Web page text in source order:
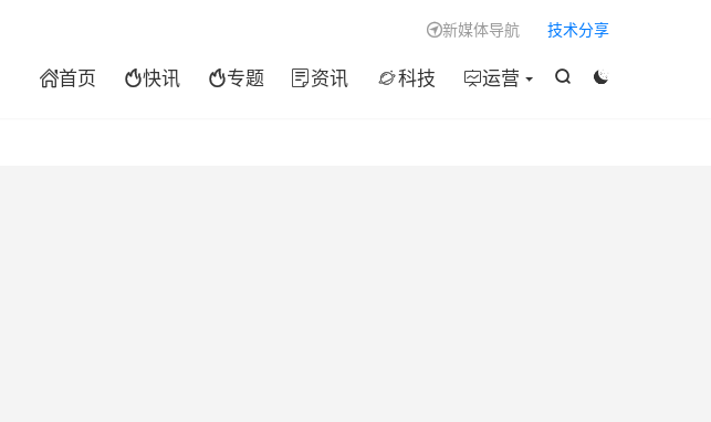


首页 快讯 专题 资讯 科技 运营
新媒体导航 技术分享